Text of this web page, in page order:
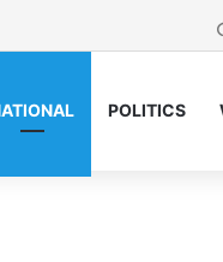
POLITICS